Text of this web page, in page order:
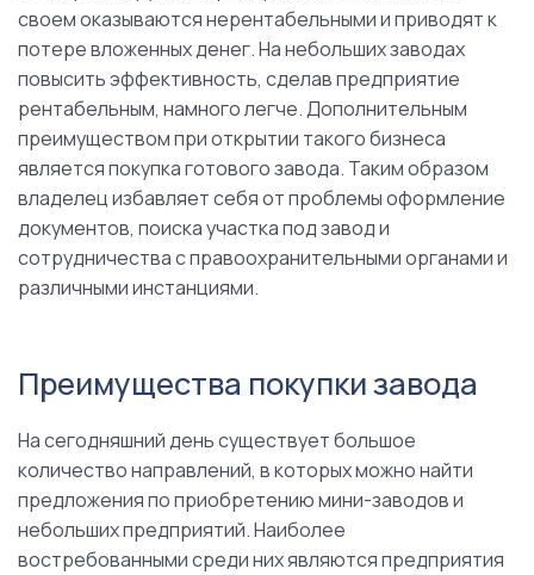
своем оказываются нерентабельными и приводят к
потере вложенных денег. На небольших заводах
повысить эффективность, сделав предприятие
рентабельным, намного легче. Дополнительным
преимуществом при открытии такого бизнеса
является покупка готового завода. Таким образом
владелец избавляет себя от проблемы оформление
документов, поиска участка под завод и
сотрудничества с правоохранительными органами и
различными инстанциями.
Преимущества покупки завода
На сегодняшний день существует большое
количество направлений, в которых можно найти
предложения по приобретению мини-заводов и
небольших предприятий. Наиболее
востребованными среди них являются предприятия